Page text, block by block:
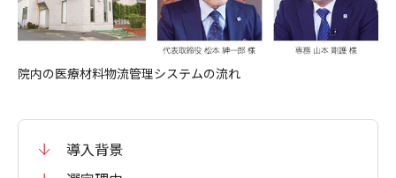
院内の医療材料物流管理システムの流れ
導入背景